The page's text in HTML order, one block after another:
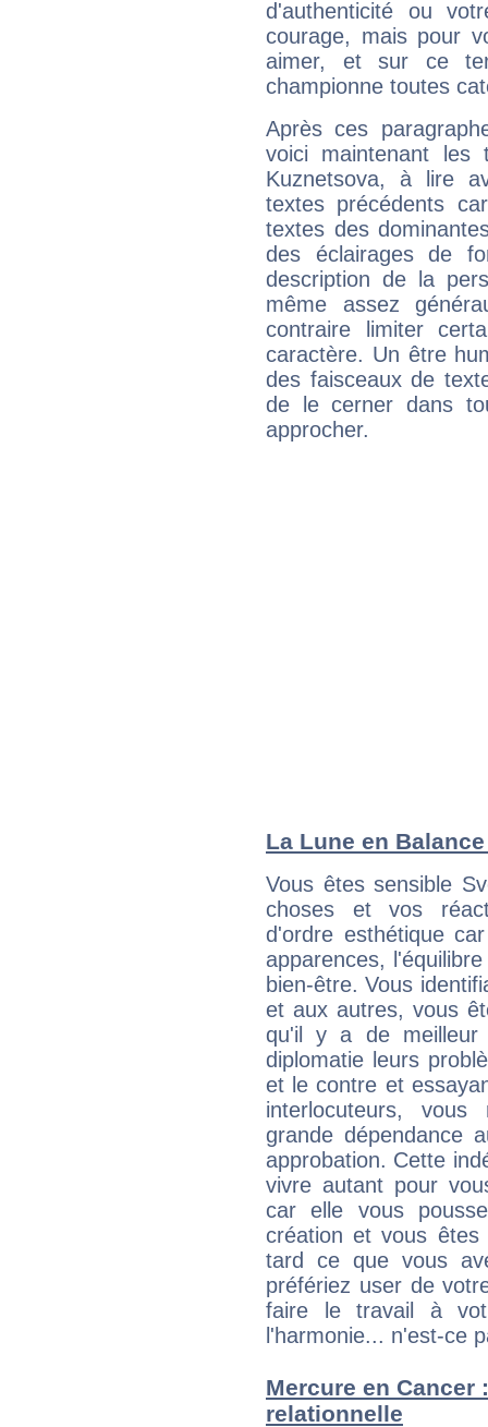
d'authenticité ou
courage, mais pour
aimer, et sur ce
championne toutes
Après ces
voici maintenant les
Kuznetsova, à lire
textes précédents
textes des
des éclairages de
description de la
même assez
contraire limiter
caractère. Un être
des faisceaux de
de le cerner dans
approcher.
La Lune en
Vous êtes sensible
choses et vos
d'ordre esthétique
apparences,
bien-être. Vous
et aux autres, vous
qu'il y a de
diplomatie leurs
et le contre et
interlocuteurs,
grande dépendance
approbation. Cette
vivre autant pour
car elle vous
création et vous
tard ce que vous
préfériez user de
faire le travail à
l'harmonie... n'est-ce
Mercure en
relationnelle